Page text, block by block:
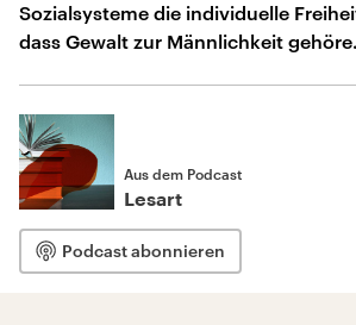
Sozialsysteme die individuelle
dass Gewalt zur Männlichkeit gehöre.
Aus dem Podcast
Lesart
Podcast abonnieren